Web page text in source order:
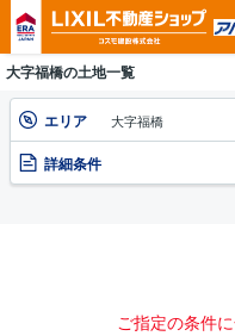
大字福橋の土地一覧
エリア 大字福橋
詳細条件
ご指定の条件